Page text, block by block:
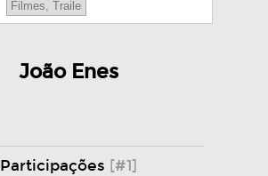
João Enes
Participações [#1]